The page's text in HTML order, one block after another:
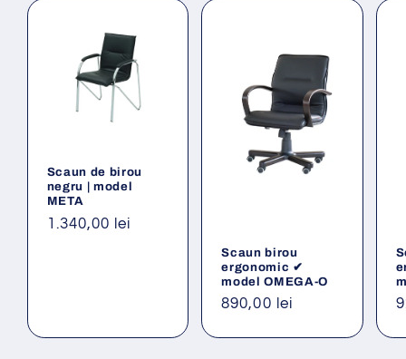
Scaun de birou
negru | model
META
Preț
1.340,00 lei
Scaun birou
ergonomic ✔
model OMEGA-O
Preț
890,00 lei